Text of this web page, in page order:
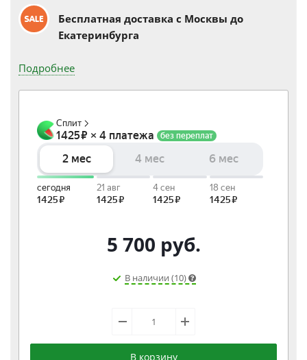
Бесплатная доставка c Москвы до
Екатеринбурга
Подробнее
5 700 руб.
В наличии (10)
В корзину